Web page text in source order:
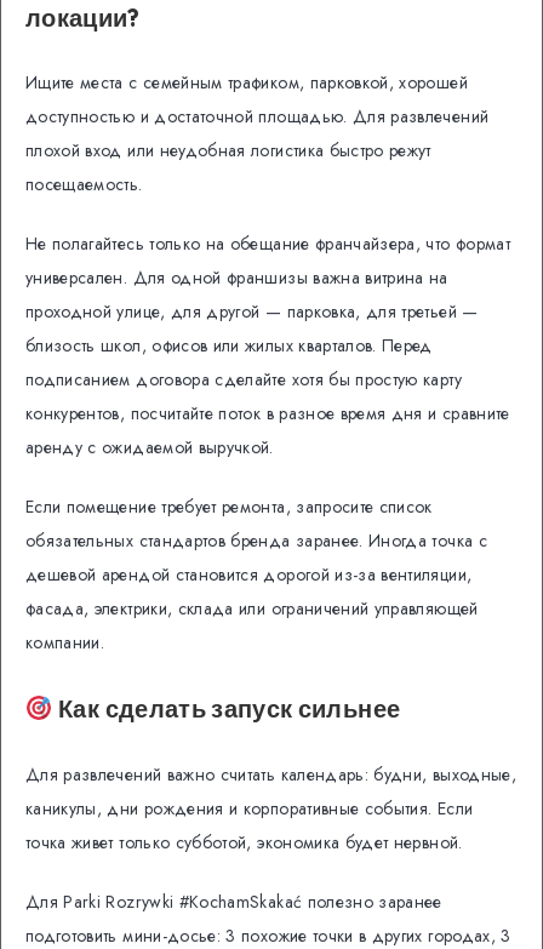
локации?
Ищите места с семейным трафиком, парковкой, хорошей
доступностью и достаточной площадью. Для развлечений
плохой вход или неудобная логистика быстро режут
посещаемость.
Не полагайтесь только на обещание франчайзера, что формат
универсален. Для одной франшизы важна витрина на
проходной улице, для другой — парковка, для третьей —
близость школ, офисов или жилых кварталов. Перед
подписанием договора сделайте хотя бы простую карту
конкурентов, посчитайте поток в разное время дня и сравните
аренду с ожидаемой выручкой.
Если помещение требует ремонта, запросите список
обязательных стандартов бренда заранее. Иногда точка с
дешевой арендой становится дорогой из-за вентиляции,
фасада, электрики, склада или ограничений управляющей
компании.
Как сделать запуск сильнее
Для развлечений важно считать календарь: будни, выходные,
каникулы, дни рождения и корпоративные события. Если
точка живет только субботой, экономика будет нервной.
Для Parki Rozrywki #KochamSkakać полезно заранее
подготовить мини-досье: 3 похожие точки в других городах, 3